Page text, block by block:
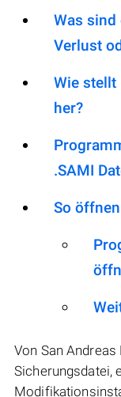
Was sind
Verlust
Wie stellt
her?
.SAMI
So
Von San
Sicherungsdatei,